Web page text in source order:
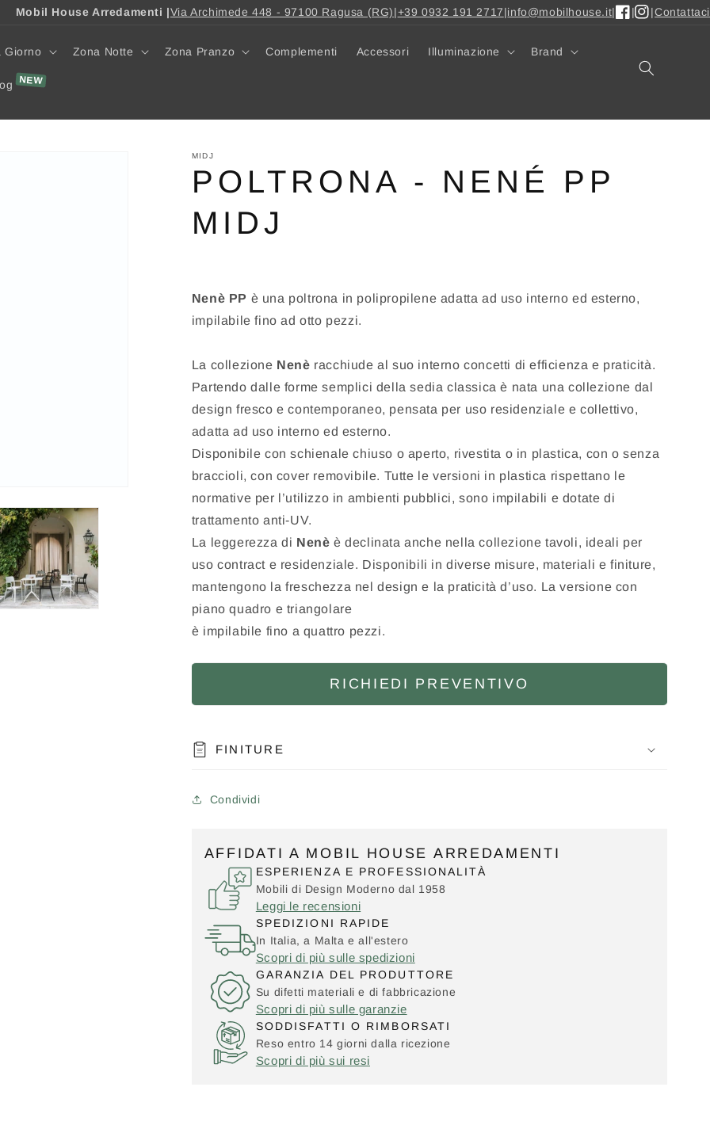
Mobil House Arredamenti |Via Archimede 448 - 97100 Ragusa (RG)|+39 0932 191 2717|info@mobilhouse.it|
|
|Contattaci
Giorno Zona Notte Zona Pranzo Complementi Accessori Illuminazione Brand
MIDJ
POLTRONA - NENÉ PP
MIDJ
Nenè PP è una poltrona in polipropilene adatta ad uso interno ed esterno,
impilabile fino ad otto pezzi.
La collezione Nenè racchiude al suo interno concetti di efficienza e praticità.
Partendo dalle forme semplici della sedia classica è nata una collezione dal
design fresco e contemporaneo, pensata per uso residenziale e collettivo,
adatta ad uso interno ed esterno.
Disponibile con schienale chiuso o aperto, rivestita o in plastica, con o senza
braccioli, con cover removibile. Tutte le versioni in plastica rispettano le
normative per l’utilizzo in ambienti pubblici, sono impilabili e dotate di
trattamento anti-UV.
La leggerezza di Nenè è declinata anche nella collezione tavoli, ideali per
uso contract e residenziale. Disponibili in diverse misure, materiali e finiture,
mantengono la freschezza nel design e la praticità d’uso. La versione con
piano quadro e triangolare
è impilabile fino a quattro pezzi.
RICHIEDI PREVENTIVO
FINITURE
Condividi
AFFIDATI A MOBIL HOUSE ARREDAMENTI
ESPERIENZA E PROFESSIONALITÀ
Mobili di Design Moderno dal 1958
Leggi le recensioni
SPEDIZIONI RAPIDE
In Italia, a Malta e all'estero
Scopri di più sulle spedizioni
GARANZIA DEL PRODUTTORE
Su difetti materiali e di fabbricazione
Scopri di più sulle garanzie
SODDISFATTI O RIMBORSATI
Reso entro 14 giorni dalla ricezione
Scopri di più sui resi